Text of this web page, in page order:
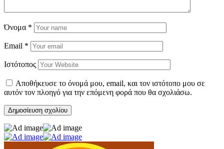
Όνομα *
Email *
Ιστότοπος
Αποθήκευσε το όνομά μου, email, και τον ιστότοπο μου σε
αυτόν τον πλοηγό για την επόμενη φορά που θα σχολιάσω.